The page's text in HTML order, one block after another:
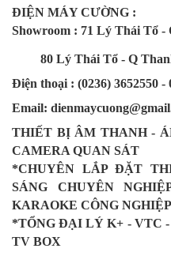
ĐIỆN MÁY CƯỜNG :
Showroom : 71 Lý Thái Tổ
80 Lý Thái Tổ - Q
Điện thoại : (0236) 3652550 -
Email:
THIẾT BỊ ÂM THANH -
CAMERA QUAN SÁT
*CHUYÊN LẮP ĐẶT
SÁNG CHUYÊN
KARAOKE CÔNG NGHIỆP
*TỔNG ĐẠI LÝ K+ - VTC
TV BOX